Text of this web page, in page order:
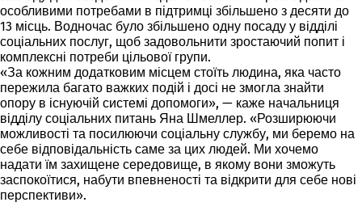
особливими потребами в підтримці збільшено з десяти до
13 місць. Водночас було збільшено одну посаду у відділі
соціальних послуг, щоб задовольнити зростаючий попит і
комплексні потреби цільової групи.
«За кожним додатковим місцем стоїть людина, яка часто
пережила багато важких подій і досі не змогла знайти
опору в існуючій системі допомоги», — каже начальниця
відділу соціальних питань Яна Шмеллер. «Розширюючи
можливості та посилюючи соціальну службу, ми беремо на
себе відповідальність саме за цих людей. Ми хочемо
надати їм захищене середовище, в якому вони зможуть
заспокоїтися, набути впевненості та відкрити для себе нові
перспективи».